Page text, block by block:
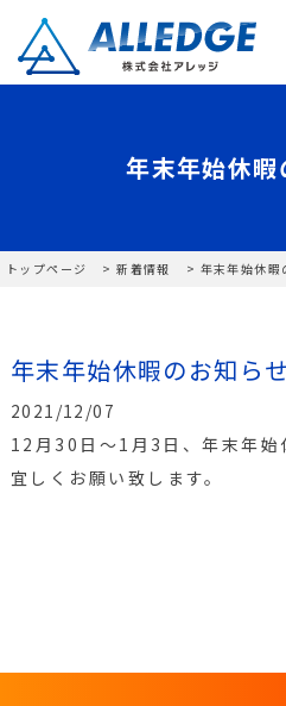
年末年始休暇
トップページ 新着情報 年末年始休暇
年末年始休暇のお知らせ
2021/12/07
12月30日～1月3日、年末年始
宜しくお願い致します。